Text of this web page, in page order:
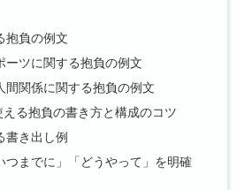
抱負の例文
ーツに関する抱負の例文
間関係に関する抱負の例文
る抱負の書き方と構成のコツ
書き出し例
つまでに」「どうやって」を明確